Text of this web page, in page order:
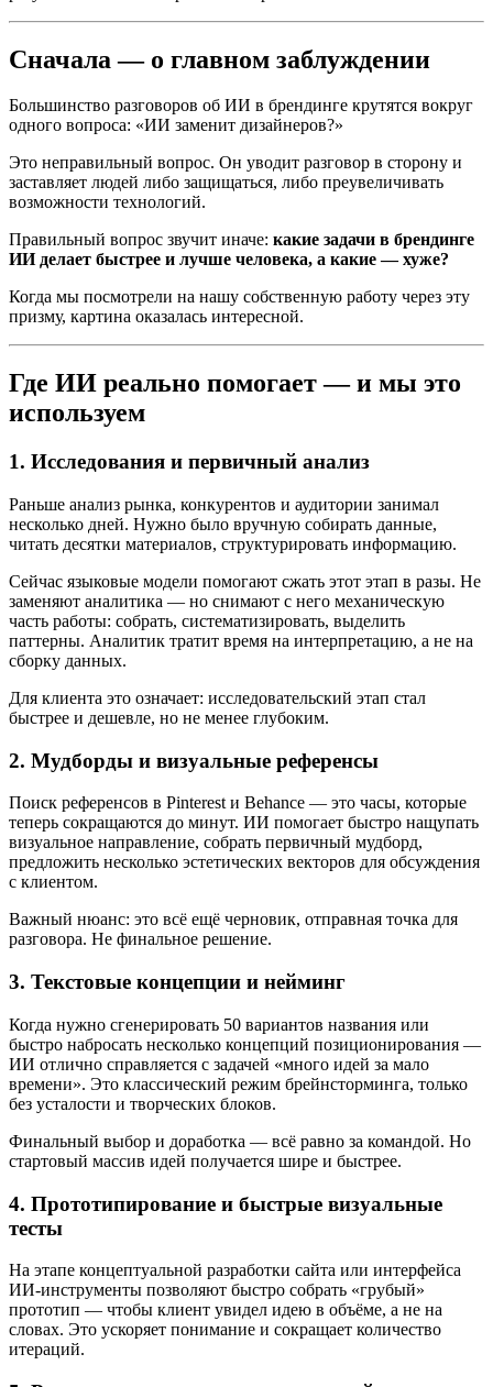
Сначала — о главном заблуждении
Большинство разговоров об ИИ в брендинге крутятся вокруг
одного вопроса: «ИИ заменит дизайнеров?»
Это неправильный вопрос. Он уводит разговор в сторону и
заставляет людей либо защищаться, либо преувеличивать
возможности технологий.
Правильный вопрос звучит иначе: какие задачи в брендинге
ИИ делает быстрее и лучше человека, а какие — хуже?
Когда мы посмотрели на нашу собственную работу через эту
призму, картина оказалась интересной.
Где ИИ реально помогает — и мы это
используем
1. Исследования и первичный анализ
Раньше анализ рынка, конкурентов и аудитории занимал
несколько дней. Нужно было вручную собирать данные,
читать десятки материалов, структурировать информацию.
Сейчас языковые модели помогают сжать этот этап в разы. Не
заменяют аналитика — но снимают с него механическую
часть работы: собрать, систематизировать, выделить
паттерны. Аналитик тратит время на интерпретацию, а не на
сборку данных.
Для клиента это означает: исследовательский этап стал
быстрее и дешевле, но не менее глубоким.
2. Мудборды и визуальные референсы
Поиск референсов в Pinterest и Behance — это часы, которые
теперь сокращаются до минут. ИИ помогает быстро нащупать
визуальное направление, собрать первичный мудборд,
предложить несколько эстетических векторов для обсуждения
с клиентом.
Важный нюанс: это всё ещё черновик, отправная точка для
разговора. Не финальное решение.
3. Текстовые концепции и нейминг
Когда нужно сгенерировать 50 вариантов названия или
быстро набросать несколько концепций позиционирования —
ИИ отлично справляется с задачей «много идей за мало
времени». Это классический режим брейнсторминга, только
без усталости и творческих блоков.
Финальный выбор и доработка — всё равно за командой. Но
стартовый массив идей получается шире и быстрее.
4. Прототипирование и быстрые визуальные
тесты
На этапе концептуальной разработки сайта или интерфейса
ИИ-инструменты позволяют быстро собрать «грубый»
прототип — чтобы клиент увидел идею в объёме, а не на
словах. Это ускоряет понимание и сокращает количество
итераций.